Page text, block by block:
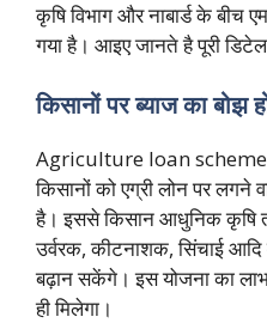
कृषि विभाग और नाबार्ड के बीच
गया है। आइए जानते है पूरी
किसानों पर ब्याज का बोझ
Agriculture loan scheme
किसानों को एग्री लोन पर
है। इससे किसान आधुनिक कृषि
उर्वरक, कीटनाशक, सिंचाई
बढ़ान सकेंगे। इस योजना का लाभ
ही मिलेगा।